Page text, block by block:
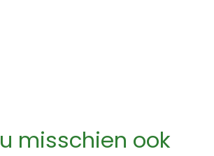
misschien ook